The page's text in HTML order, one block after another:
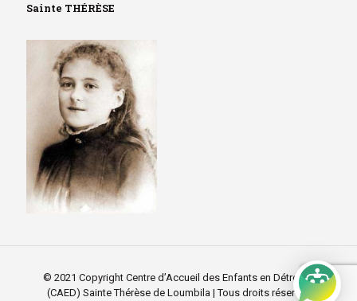
Sainte THÉRÈSE
© 2021 Copyright Centre d’Accueil des Enfants en Détresse
(CAED) Sainte Thérèse de Loumbila | Tous droits réservés